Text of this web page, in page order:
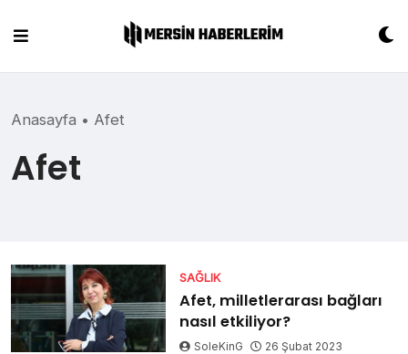
content
Anasayfa • Afet
Afet
SAĞLIK
Afet, milletlerarası bağları
nasıl etkiliyor?
SoleKinG 26 Şubat 2023